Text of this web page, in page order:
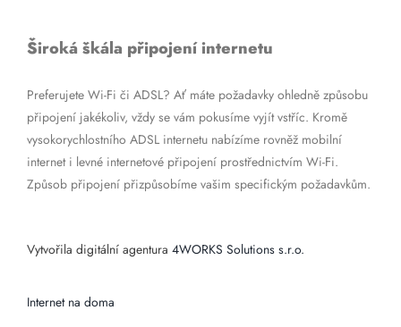
Široká škála připojení internetu
Preferujete Wi-Fi či ADSL? Ať máte požadavky ohledně způsobu
připojení jakékoliv, vždy se vám pokusíme vyjít vstříc. Kromě
vysokorychlostního ADSL internetu nabízíme rovněž mobilní
internet i levné internetové připojení prostřednictvím Wi-Fi.
Způsob připojení přizpůsobíme vašim specifickým požadavkům.
Vytvořila digitální agentura 4WORKS Solutions s.r.o.
Internet na doma